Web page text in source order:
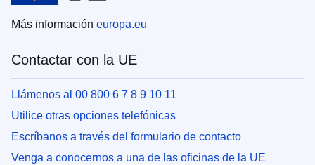
Más información europa.eu
Contactar con la UE
Llámenos al 00 800 6 7 8 9 10 11
Utilice otras opciones telefónicas
Escríbanos a través del formulario de contacto
Venga a conocernos a una de las oficinas de la UE